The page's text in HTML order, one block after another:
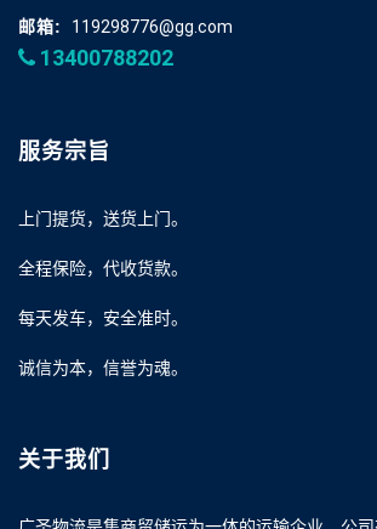
邮箱:
119298776@gg.com
13400788202
服务宗旨
上门提货，送货上门。
全程保险，代收货款。
每天发车，安全准时。
诚信为本，信誉为魂。
关于我们